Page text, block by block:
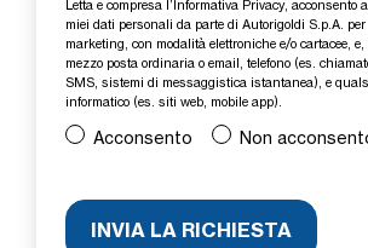
Letta e compresa l’Informativa Privacy, acconsento
miei dati personali da parte di Autorigoldi S.p.A.
marketing, con modalità elettroniche e/o cartacee,
mezzo posta ordinaria o email, telefono (es.
SMS, sistemi di messaggistica istantanea), e
informatico (es. siti web, mobile app).
Acconsento Non